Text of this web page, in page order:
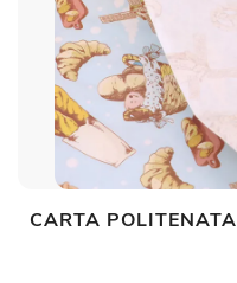
CARTA POLITENATA